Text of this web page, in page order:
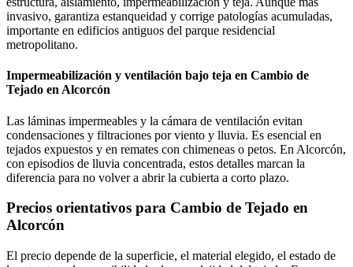
invasivo, garantiza estanqueidad y corrige patologías acumuladas,
importante en edificios antiguos del parque residencial
metropolitano.
Impermeabilización y ventilación bajo teja en Cambio de
Tejado en Alcorcón
Las láminas impermeables y la cámara de ventilación evitan
condensaciones y filtraciones por viento y lluvia. Es esencial en
tejados expuestos y en remates con chimeneas o petos. En Alcorcón,
con episodios de lluvia concentrada, estos detalles marcan la
diferencia para no volver a abrir la cubierta a corto plazo.
Precios orientativos para Cambio de Tejado en
Alcorcón
El precio depende de la superficie, el material elegido, el estado de